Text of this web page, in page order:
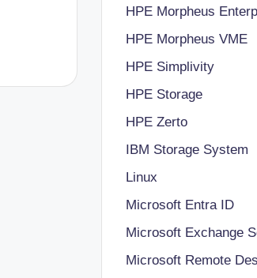
HPE Morpheus
HPE Morpheus VME
HPE Simplivity
HPE Storage
HPE Zerto
IBM Storage System
Linux
Microsoft Entra ID
Microsoft Exchange
Microsoft Remote